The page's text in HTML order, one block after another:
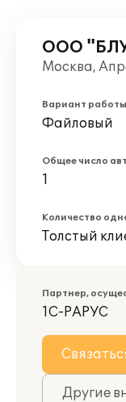
ООО
Москва,
Вариант работы
Файловый
Общее число
1
Количество
Толстый
Партнер,
1С-РАРУС
Другие